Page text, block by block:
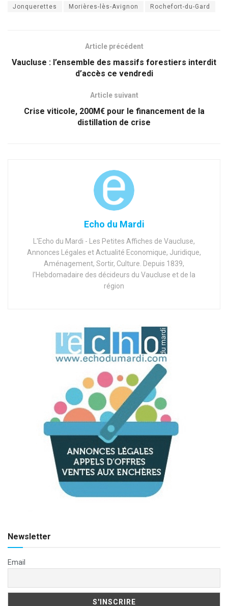
Jonquerettes Morières-lès-Avignon Rochefort-du-Gard
Article précédent
Vaucluse : l’ensemble des massifs forestiers interdit
d’accès ce vendredi
Article suivant
Crise viticole, 200M€ pour le financement de la
distillation de crise
Echo du Mardi
L'Echo du Mardi - Les Petites Affiches de Vaucluse,
Annonces Légales et Actualité Economique, Juridique,
Aménagement, Sortir, Culture. Depuis 1839,
l'Hebdomadaire des décideurs du Vaucluse et de la
région
Newsletter
Email